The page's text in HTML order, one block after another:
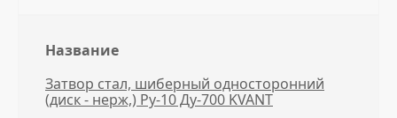
Название
Затвор стал, шиберный односторонний
(диск - нерж,) Ру-10 Ду-700 KVANT